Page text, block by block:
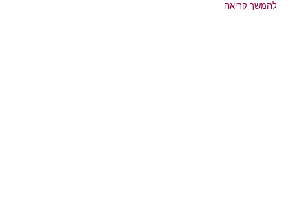
להמשך קריאה